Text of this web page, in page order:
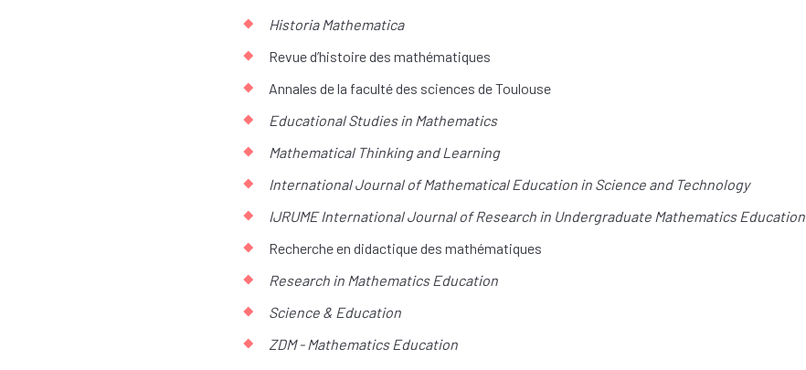
Historia Mathematica
Revue d’histoire des mathématiques
Annales de la faculté des sciences de Toulouse
Educational Studies in Mathematics
Mathematical Thinking and Learning
International Journal of Mathematical Education in Science and Technology
IJRUME International Journal of Research in Undergraduate Mathematics Education
Recherche en didactique des mathématiques
Research in Mathematics Education
Science & Education
ZDM - Mathematics Education